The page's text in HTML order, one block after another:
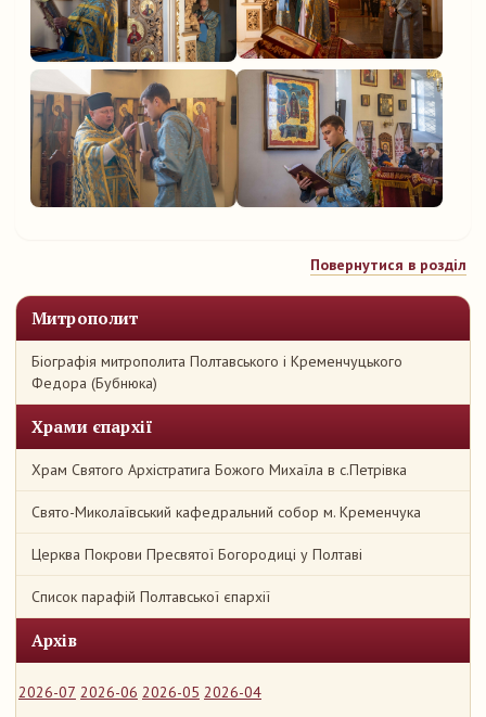
Митрополит
Біографія митрополита Полтавського і Кременчуцького
Федора (Бубнюка)
Храми єпархії
Храм Святого Архістратига Божого Михаїла в с.Петрівка
Свято-Миколаївський кафедральний собор м. Кременчука
Церква Покрови Пресвятої Богородиці у Полтаві
Список парафій Полтавської єпархії
Архів
2026-07 2026-06 2026-05 2026-04
Повернутися в розділ